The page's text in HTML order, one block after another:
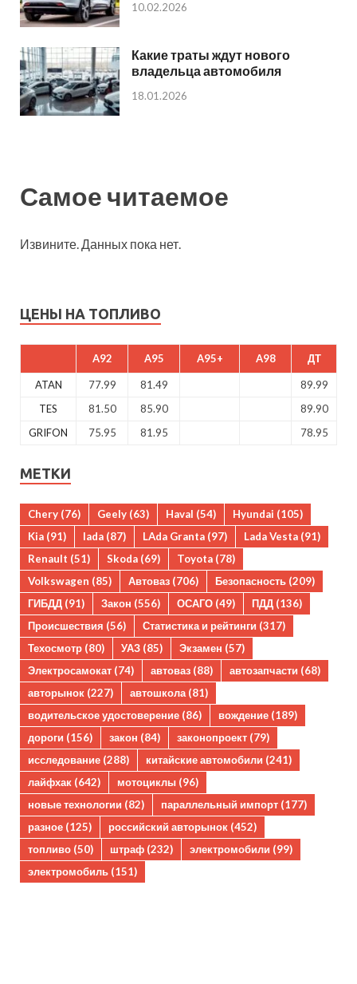
10.02.2026
Какие траты ждут нового
владельца автомобиля
18.01.2026
Самое читаемое
Извините. Данных пока нет.
ЦЕНЫ НА ТОПЛИВО
A92 A95 A95+ A98 ДТ
ATAN 77.99 81.49
89.99
TES
81.50 85.90
89.90
GRIFON
75.95 81.95 78.95
МЕТКИ
Chery (76) Geely (63) Haval (54) Hyundai (105)
Kia (91) lada (87) LAda Granta (97) Lada Vesta (91)
Renault (51) Skoda (69) Toyota (78)
Volkswagen (85) Автоваз (706) Безопасность (209)
ГИБДД (91) Закон (556) ОСАГО (49) ПДД (136)
Происшествия (56) Статистика и рейтинги (317)
Техосмотр (80) УАЗ (85) Экзамен (57)
Электросамокат (74) автоваз (88) автозапчасти (68)
авторынок (227) автошкола(81)
водительское удостоверение (86) вождение (189)
дороги (156) закон (84) законопроект (79)
исследование (288) китайские автомобили (241)
лайфхак (642) мотоциклы (96)
новые технологии (82) параллельный импорт (177)
разное (125) российский авторынок (452)
топливо (50) штраф (232) электромобили (99)
электромобиль (151)